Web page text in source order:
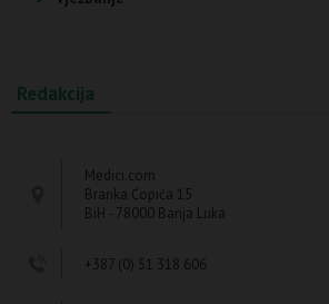
Redakcija
Medici.com
Branka Ćopića 15
BiH - 78000 Banja Luka
+387 (0) 51 318 606